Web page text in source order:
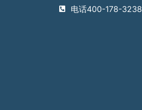
电话400-178-3238